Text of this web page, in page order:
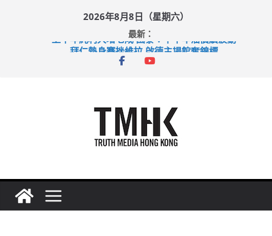
2026年8月8日（星期六）
最新：
上半年純利大增七成 國泰：下半年油價續波動
拜仁熱身賽挫維拉 啟德主場館奪錦標
性罪行修例獲九成支持 鄧炳強：爭取今屆任期內完成立法